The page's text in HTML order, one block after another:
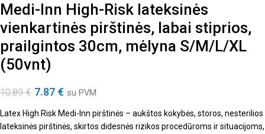
Medi-Inn High-Risk lateksinės
vienkartinės pirštinės, labai stiprios,
prailgintos 30cm, mėlyna S/M/L/XL
(50vnt)
10.89€ 7.87 € su PVM
Latex High Risk Medi-Inn pirštinės – aukštos kokybės, storos, nesterilios
lateksinės pirštinės, skirtos didesnės rizikos procedūroms ir situacijoms,